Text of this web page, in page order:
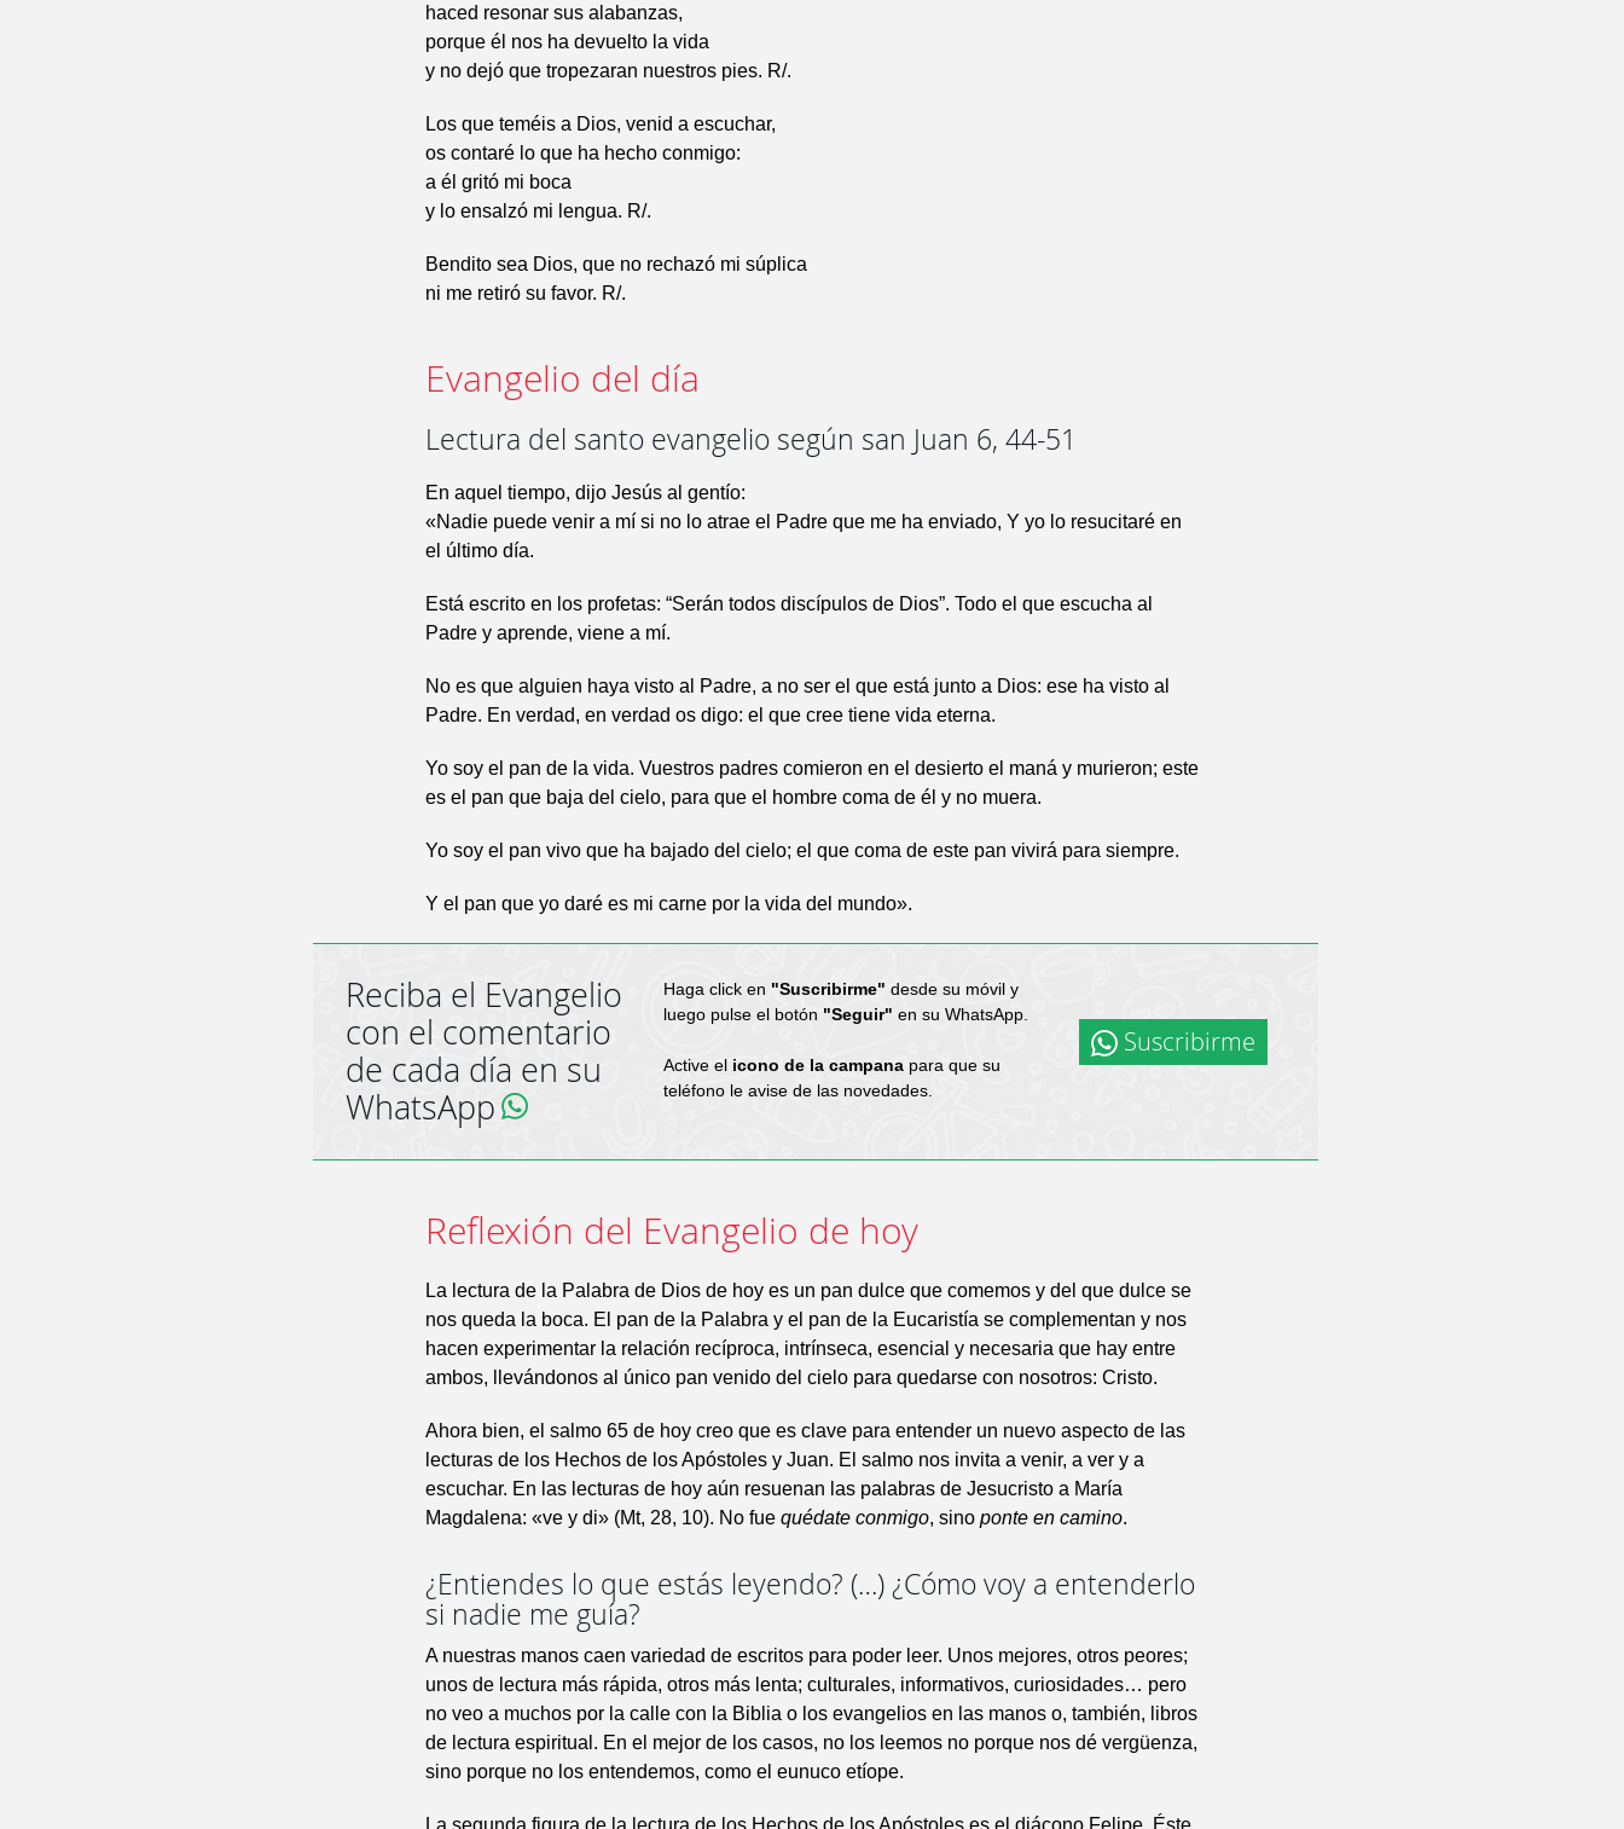
haced resonar sus alabanzas,
porque él nos ha devuelto la vida
y no dejó que tropezaran nuestros pies. R/.
Los que teméis a Dios, venid a escuchar,
os contaré lo que ha hecho conmigo:
a él gritó mi boca
y lo ensalzó mi lengua. R/.
Bendito sea Dios, que no rechazó mi súplica
ni me retiró su favor. R/.
Evangelio del día
Lectura del santo evangelio según san Juan 6, 44-51
En aquel tiempo, dijo Jesús al gentío:
«Nadie puede venir a mí si no lo atrae el Padre que me ha enviado, Y yo lo resucitaré en
el último día.
Está escrito en los profetas: “Serán todos discípulos de Dios”. Todo el que escucha al
Padre y aprende, viene a mí.
No es que alguien haya visto al Padre, a no ser el que está junto a Dios: ese ha visto al
Padre. En verdad, en verdad os digo: el que cree tiene vida eterna.
Yo soy el pan de la vida. Vuestros padres comieron en el desierto el maná y murieron; este
es el pan que baja del cielo, para que el hombre coma de él y no muera.
Yo soy el pan vivo que ha bajado del cielo; el que coma de este pan vivirá para siempre.
Y el pan que yo daré es mi carne por la vida del mundo».
Reciba el Evangelio
con el comentario
de cada día en su
WhatsApp
Haga click en "Suscribirme" desde su móvil y
luego pulse el botón "Seguir" en su WhatsApp.
Active el icono de la campanapara que su
teléfono le avise de las novedades.
Suscribirme
Reflexión del Evangelio de hoy
La lectura de la Palabra de Dios de hoy es un pan dulce que comemos y del que dulce se
nos queda la boca. El pan de la Palabra y el pan de la Eucaristía se complementan y nos
hacen experimentar la relación recíproca, intrínseca, esencial y necesaria que hay entre
ambos, llevándonos al único pan venido del cielo para quedarse con nosotros: Cristo.
Ahora bien, el salmo 65 de hoy creo que es clave para entender un nuevo aspecto de las
lecturas de los Hechos de los Apóstoles y Juan. El salmo nos invita a venir, a ver y a
escuchar. En las lecturas de hoy aún resuenan las palabras de Jesucristo a María
Magdalena: «ve y di» (Mt, 28, 10). No fue quédate conmigo, sino ponte en camino.
¿Entiendes lo que estás leyendo? (…) ¿Cómo voy a entenderlo
si nadie me guía?
A nuestras manos caen variedad de escritos para poder leer. Unos mejores, otros peores;
unos de lectura más rápida, otros más lenta; culturales, informativos, curiosidades… pero
no veo a muchos por la calle con la Biblia o los evangelios en las manos o, también, libros
de lectura espiritual. En el mejor de los casos, no los leemos no porque nos dé vergüenza,
sino porque no los entendemos, como el eunuco etíope.
La segunda figura de la lectura de los Hechos de los Apóstoles es el diácono Felipe. Éste